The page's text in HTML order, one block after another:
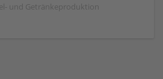
und Getränkeproduktion